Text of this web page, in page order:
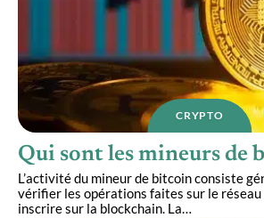
CRYPTO
Qui sont les mineurs de
L’activité du mineur de bitcoin consiste
vérifier les opérations faites sur le réseau
inscrire sur la blockchain. La…